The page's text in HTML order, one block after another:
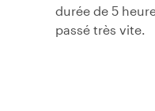
durée de 5
passé très vite.